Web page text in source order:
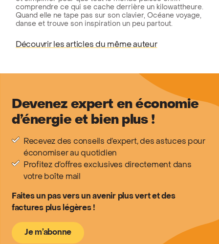
comprendre ce qui se cache derrière un kilowattheure.
Quand elle ne tape pas sur son clavier, Océane voyage,
danse et trouve son inspiration un peu partout.
Découvrir les articles du même auteur
Devenez expert en économie
d’énergie et bien plus !
Recevez des conseils d’expert, des astuces pour
économiser au quotidien
Profitez d’offres exclusives directement dans
votre boîte mail
Faites un pas vers un avenir plus vert et des
factures plus légères !
Je m’abonne